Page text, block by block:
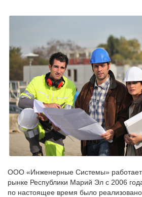
ООО «Инженерные Системы» работает
рынке Республики Марий Эл с 2006
по настоящее время было